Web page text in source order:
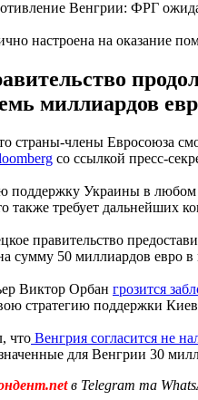
настроена на оказание
миллиардов
страны-члены Евросоюза
со ссылкой пресс-
Украины в любом
также требует дальнейших
правительство
сумму 50 миллиардов евро в
Виктор Орбан грозится
стратегию поддержки
что Венгрия согласится не
для Венгрии 30
в Telegram та